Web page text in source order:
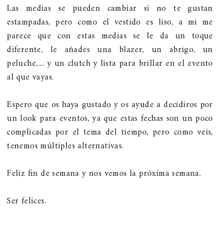
Las medias se pueden cambiar si no te gustan
estampadas, pero como el vestido es liso, a mi me
parece que con estas medias se le da un toque
diferente, le añades una blazer, un abrigo, un
peluche..... y un clutch y lista para brillar en el evento
al que vayas.
Espero que os haya gustado y os ayude a decidiros por
un look para eventos, ya que estas fechas son un poco
complicadas por el tema del tiempo, pero como veis,
tenemos múltiples alternativas.
Feliz fin de semana y nos vemos la próxima semana.
Ser felices.